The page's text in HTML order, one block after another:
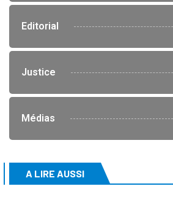
Editorial
Justice
Médias
A LIRE AUSSI